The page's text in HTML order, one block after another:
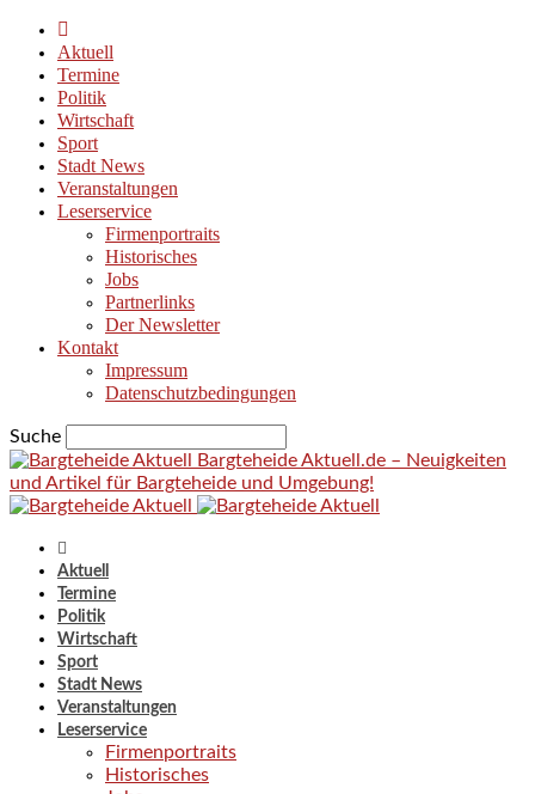
Aktuell
Termine
Politik
Wirtschaft
Sport
Stadt News
Veranstaltungen
Leserservice
Firmenportraits
Historisches
Jobs
Partnerlinks
Der Newsletter
Kontakt
Impressum
Datenschutzbedingungen
Suche
Bargteheide Aktuell.de – Neuigkeiten
und Artikel für Bargteheide und Umgebung!
Aktuell
Termine
Politik
Wirtschaft
Sport
Stadt News
Veranstaltungen
Leserservice
Firmenportraits
Historisches